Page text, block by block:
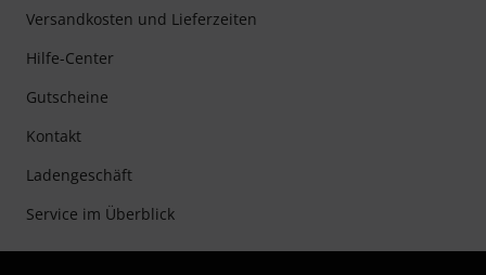
Versandkosten und Lieferzeiten
Hilfe-Center
Gutscheine
Kontakt
Ladengeschäft
Service im Überblick